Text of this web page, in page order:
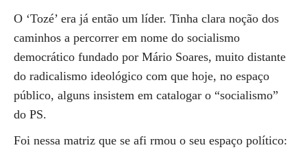
O ‘Tozé’ era já então um líder. Tinha clara noção dos
caminhos a percorrer em nome do socialismo
democrático fundado por Mário Soares, muito distante
do radicalismo ideológico com que hoje, no espaço
público, alguns insistem em catalogar o “socialismo”
do PS.
Foi nessa matriz que se afi rmou o seu espaço político: